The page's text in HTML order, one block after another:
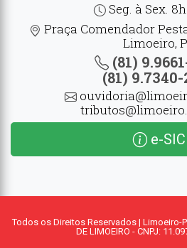
Seg. à Sex.
Praça Comendador
Limoeiro,
(81)
(81)
e-SIC
Todos os Direitos Reservados | Limoeiro-
DE LIMOEIRO - CNPJ: